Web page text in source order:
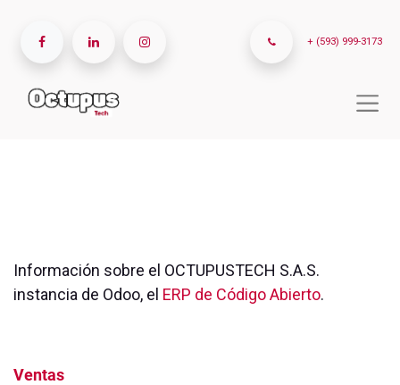
+ (593) 999-3173
Información sobre el OCTUPUSTECH S.A.S.
instancia de Odoo, el ERP de Código Abierto.
Ventas